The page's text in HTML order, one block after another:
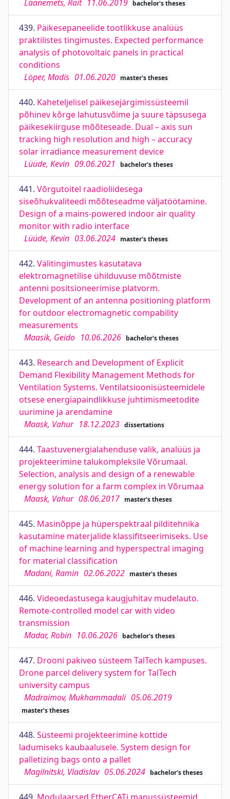
Läänemets, Rait 11.06.2019 bachelor's theses
439. Päikesepaneelide tootlikkuse analüüs
praktilistes tingimustes. Expected performance
analysis of photovoltaic panels in practical
conditions
Löper, Madis 01.06.2020 master's theses
440. Kaheteljelisel päikesejärgimissüsteemil
põhinev kõrge lahutusvõime ja suure täpsusega
päikesekiirguse mõõteseade. Dual – axis sun
tracking high resolution and high – accuracy
solar irradiance measurement device
Lüüde, Kevin 09.06.2021 bachelor's theses
441. Võrgutoitel raadioliidesega
siseõhukvaliteedi mõõteseadme väljatöötamine.
Design of a mains-powered indoor air quality
monitor with radio interface
Lüüde, Kevin 03.06.2024 master's theses
442. Välitingimustes kasutatava
elektromagnetilise ühilduvuse mõõtmiste
antenni positsioneerimise platvorm.
Development of an antenna positioning platform
for outdoor electromagnetic compability
measurements
Maasik, Geido 10.06.2026 bachelor's theses
443. Research and Development of Explicit
Demand Flexibility Management Methods for
Ventilation Systems. Ventilatsioonisüsteemidele
otsese energiapaindlikkuse juhtimismeetodite
uurimine ja arendamine
Maask, Vahur 18.12.2023 dissertations
444. Taastuvenergialahenduse valik, analüüs ja
projekteerimine talukompleksile Võrumaal.
Selection, analysis and design of a renewable
energy solution for a farm complex in Võrumaa
Maask, Vahur 08.06.2017 master's theses
445. Masinõppe ja hüperspektraal pilditehnika
kasutamine materjalide klassifitseerimiseks. Use
of machine learning and hyperspectral imaging
for material classification
Madani, Ramin 02.06.2022 master's theses
446. Videoedastusega kaugjuhitav mudelauto.
Remote-controlled model car with video
transmission
Madar, Robin 10.06.2026 bachelor's theses
447. Drooni pakiveo süsteem TalTech kampuses.
Drone parcel delivery system for TalTech
university campus
Madraimov, Mukhammadali 05.06.2019
master's theses
448. Süsteemi projekteerimine kottide
ladumiseks kaubaalusele. System design for
palletizing bags onto a pallet
Magilnitski, Vladislav 05.06.2024 bachelor's theses